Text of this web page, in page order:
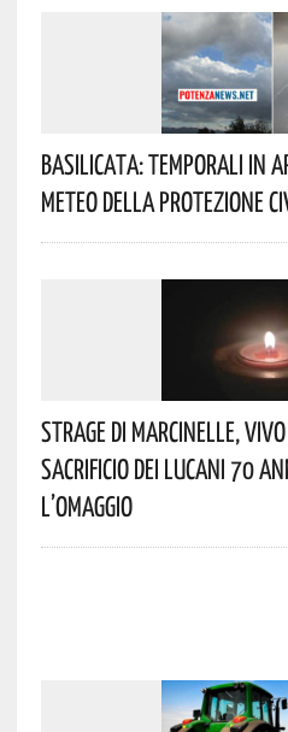
Basilicata: Temporali In
Meteo Della Protezione
Strage Di Marcinelle,
Sacrificio Dei Lucani 70
L’omaggio